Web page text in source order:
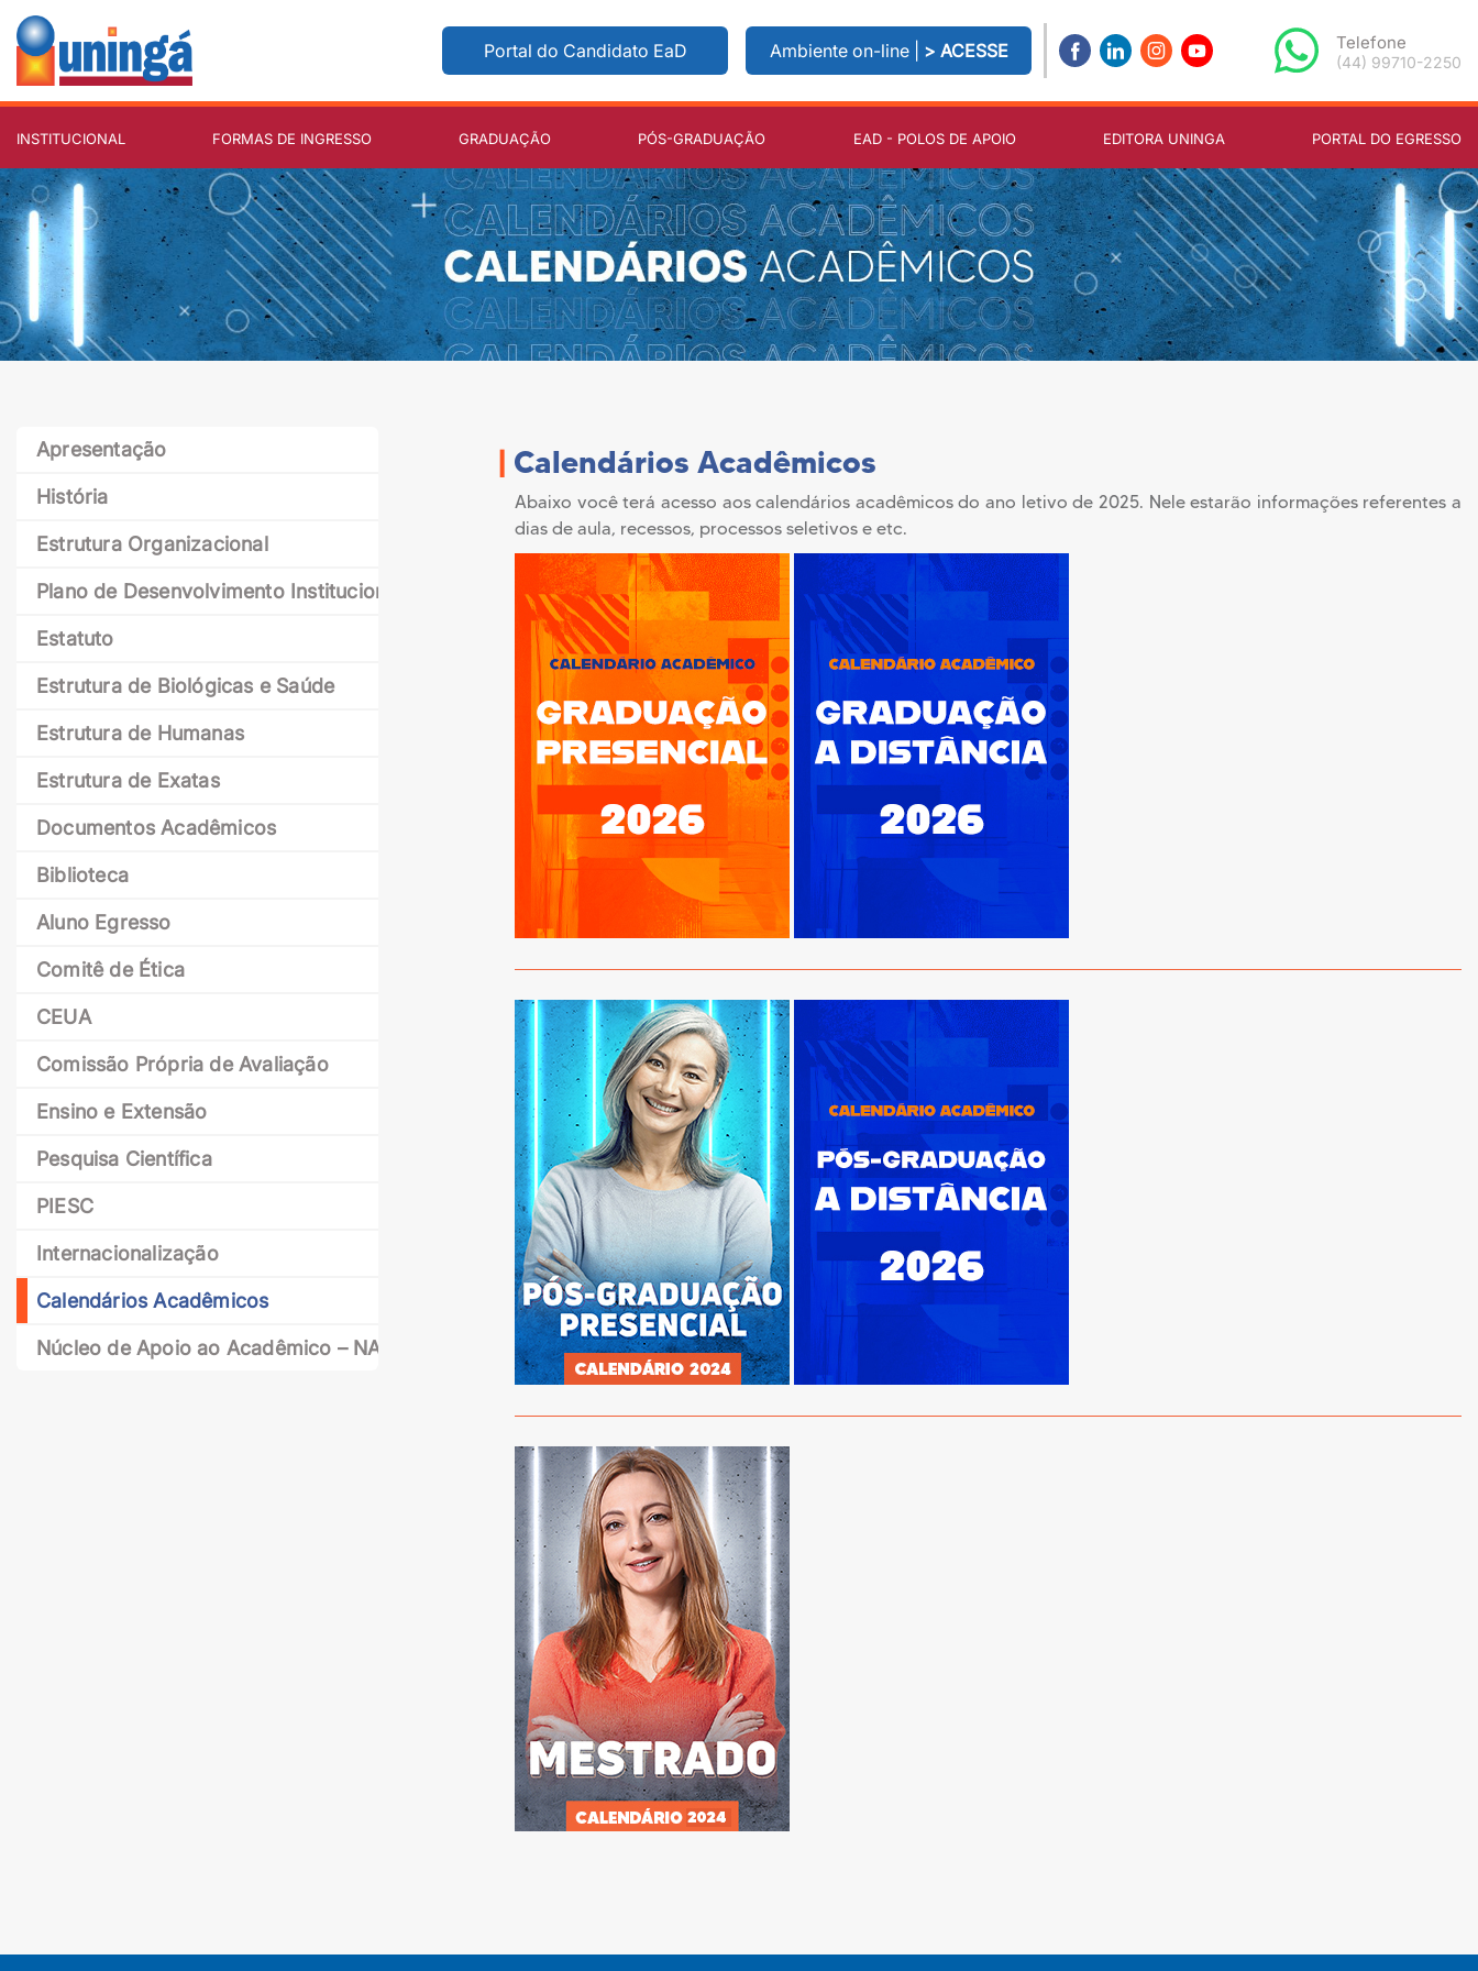
Portal do Candidato EaD Ambiente on-line | > ACESSE Telefone
(44) 99710-2250
INSTITUCIONAL FORMAS DE INGRESSO GRADUAÇÃO PÓS-GRADUAÇÃO EAD - POLOS DE APOIO EDITORA UNINGA PORTAL DO EGRESSO
Apresentação
História
Estrutura Organizacional
Plano de Desenvolvimento Institucional
Estatuto
Estrutura de Biológicas e Saúde
Estrutura de Humanas
Estrutura de Exatas
Documentos Acadêmicos
Biblioteca
Aluno Egresso
Comitê de Ética
CEUA
Comissão Própria de Avaliação
Ensino e Extensão
Pesquisa Científica
PIESC
Internacionalização
Calendários Acadêmicos
Núcleo de Apoio ao Acadêmico – NAAC
| Calendários Acadêmicos
Abaixo você terá acesso aos calendários acadêmicos do ano letivo de 2025. Nele estarão informações referentes a
dias de aula, recessos, processos seletivos e etc.